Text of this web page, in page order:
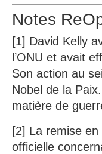
Notes
[1] David Kelly
l’ONU et avait
Son action au
Nobel de la
matière de
[2] La remise
officielle